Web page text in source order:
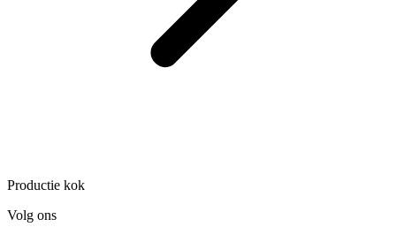
Productie kok
Volg ons